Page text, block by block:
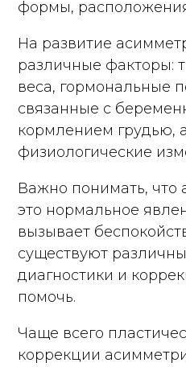
формы,
На развитие
различные факторы:
веса, гормональные
связанные с
кормлением грудью,
физиологические
Важно понимать,
это нормальное
вызывает
существуют
диагностики и
помочь.
Чаще всего
коррекции